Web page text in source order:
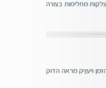
מחלימות בצורה
ויעניק מראה הדוק